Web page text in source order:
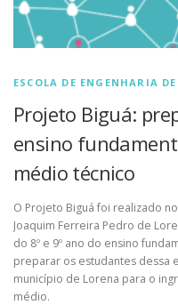
ESCOLA DE ENGENHARIA
Projeto Biguá:
ensino
médio técnico
O Projeto Biguá foi realizado
Joaquim Ferreira Pedro de
do 8º e 9º ano do ensino
preparar os estudantes dessa
município de Lorena para o
médio.